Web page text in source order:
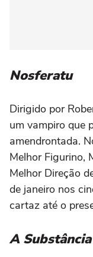
Nosferatu
Dirigido por
um vampiro que
amendrontada.
Melhor Figurino,
Melhor Direção
de janeiro nos
cartaz até o
A Substância